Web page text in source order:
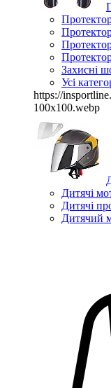
Захисні
Усі
https://
100x100.webp
Дитячі
Дитячі
Дитячий